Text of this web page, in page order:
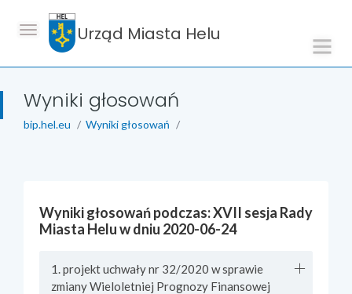
Urząd Miasta Helu
Wyniki głosowań
bip.hel.eu Wyniki głosowań
Wyniki głosowań podczas: XVII sesja Rady
Miasta Helu w dniu 2020-06-24
1. projekt uchwały nr 32/2020 w sprawie
zmiany Wieloletniej Prognozy Finansowej